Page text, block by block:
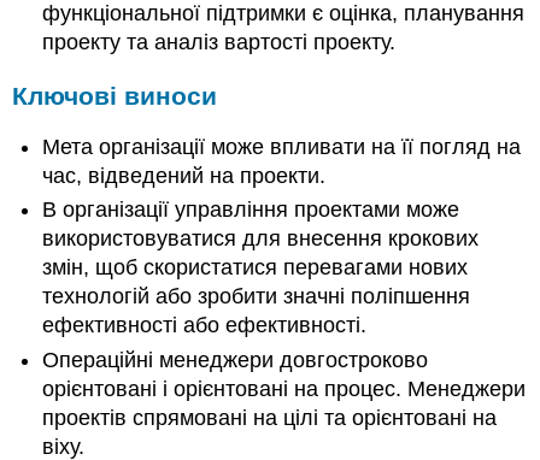
функціональної підтримки є оцінка, планування
проекту та аналіз вартості проекту.
Ключові виноси
Мета організації може впливати на її погляд на
час, відведений на проекти.
В організації управління проектами може
використовуватися для внесення крокових
змін, щоб скористатися перевагами нових
технологій або зробити значні поліпшення
ефективності або ефективності.
Операційні менеджери довгостроково
орієнтовані і орієнтовані на процес. Менеджери
проектів спрямовані на цілі та орієнтовані на
віху.